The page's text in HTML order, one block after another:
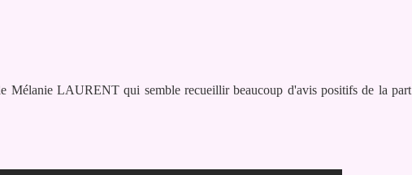
Mélanie LAURENT qui semble recueillir beaucoup d'avis positifs de la part